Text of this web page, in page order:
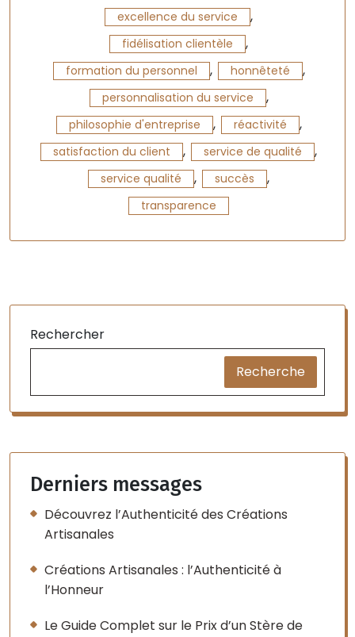
excellence du service ,
fidélisation clientèle ,
formation du personnel , honnêteté ,
personnalisation du service ,
philosophie d'entreprise , réactivité ,
satisfaction du client , service de qualité ,
service qualité , succès ,
transparence
Rechercher
Recherche
Derniers messages
Découvrez l’Authenticité des Créations
Artisanales
Créations Artisanales : l’Authenticité à
l’Honneur
Le Guide Complet sur le Prix d’un Stère de